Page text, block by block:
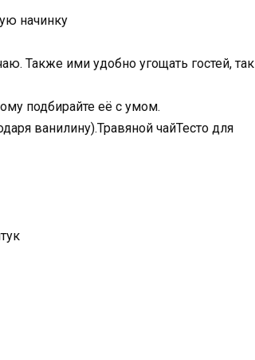
начинку
Также ими удобно угощать гостей, так
подбирайте её с умом.
ванилину).Травяной чайТесто для